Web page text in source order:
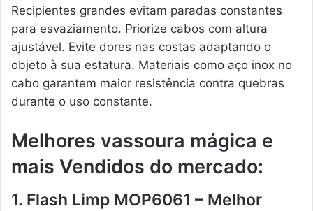
Recipientes grandes evitam paradas constantes
para esvaziamento. Priorize cabos com altura
ajustável. Evite dores nas costas adaptando o
objeto à sua estatura. Materiais como aço inox no
cabo garantem maior resistência contra quebras
durante o uso constante.
Melhores vassoura mágica e
mais Vendidos do mercado:
1. Flash Limp MOP6061 – Melhor